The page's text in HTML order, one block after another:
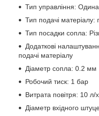
Тип управління:
Тип подачі матеріалу:
Тип посадки сопла:
Додаткові
подачі матеріалу
Діаметр сопла: 0.2 мм
Робочий тиск: 1 бар
Витрата повітря: 10 л/
Діаметр вхідного